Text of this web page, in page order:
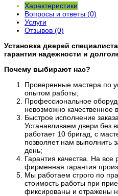
Характеристики
Вопросы и ответы (0)
Услуги
Отзывов (0)
Установка дверей
гарантия надежности и
Почему выбирают нас?
Проверенные мастера по
опытом работы;
Профессиональное
невозможно качественное
Быстрое исполнение
Устанавливаем двери без
работает 10 бригад, с
позволяет нам выполнить
день;
Гарантия качества. На все
фирменная гарантия
Мы работаем строго по
стоимость работы при
фиксированы и отражены